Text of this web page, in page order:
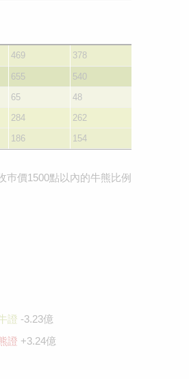
469
378
655
540
65
48
284
262
186 154
巿價1500點以內的牛熊比例
證 -3.23億
證 +3.24億